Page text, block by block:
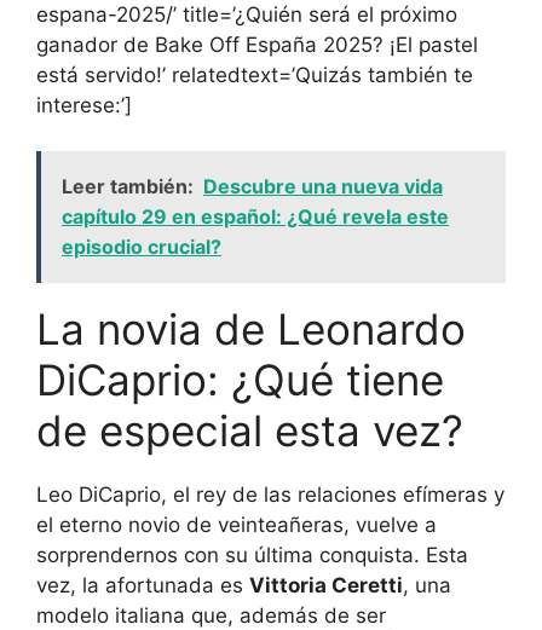
espana-2025/’ title=’¿Quién será el próximo
ganador de Bake Off España 2025? ¡El pastel
está servido!’ relatedtext=’Quizás también te
interese:’]
Leer también: Descubre una nueva vida
capítulo 29 en español: ¿Qué revela este
episodio crucial?
La novia de Leonardo
DiCaprio: ¿Qué tiene
de especial esta vez?
Leo DiCaprio, el rey de las relaciones efímeras y
el eterno novio de veinteañeras, vuelve a
sorprendernos con su última conquista. Esta
vez, la afortunada es Vittoria Ceretti, una
modelo italiana que, además de ser